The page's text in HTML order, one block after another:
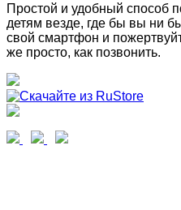
Простой и удобный способ
детям везде, где бы вы ни
свой смартфон и
же просто, как позвонить.